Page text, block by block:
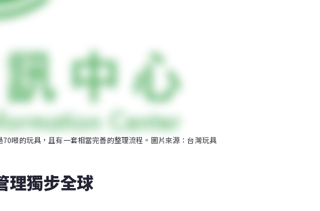
噸的玩具，且有一套相當完善的整理流程。圖片來源：台灣玩具
理獨步全球